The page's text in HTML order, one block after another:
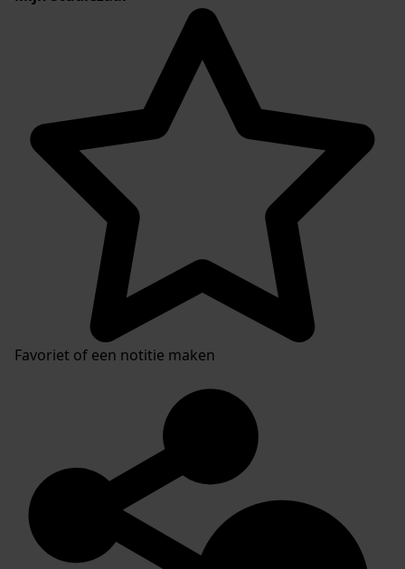
Favoriet of een notitie maken